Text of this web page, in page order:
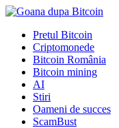
Pretul Bitcoin
Criptomonede
Bitcoin România
Bitcoin mining
AI
Stiri
Oameni de succes
ScamBust